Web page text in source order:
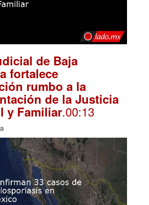
de Baja
fortalece
rumbo a la
de la Justicia
y Familiar.00:13